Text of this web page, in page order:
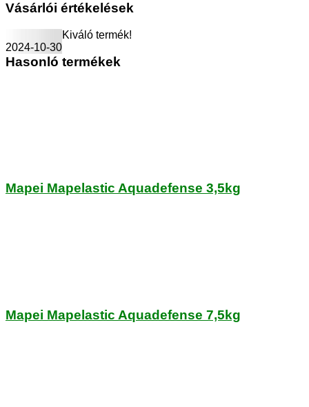
Vásárlói értékelések
2024-10-30
Kiváló termék!
Hasonló termékek
Mapei Mapelastic Aquadefense 3,5kg
Mapei Mapelastic Aquadefense 7,5kg